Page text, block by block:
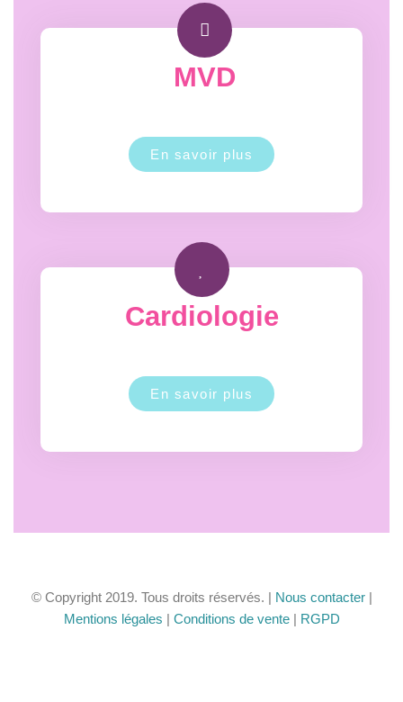
MVD
En savoir plus
Cardiologie
En savoir plus
© Copyright 2019. Tous droits réservés. | Nous contacter|
Mentions légales | Conditions de vente| RGPD